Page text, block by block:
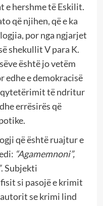
e hershme të Eskilit.
që njihen, që e ka
por nga ngjarjet
shekullit V para K.
është jo vetëm
edhe e demokracisë
qytetërimit të ndritur
errësirës që
që është ruajtur e
“Agamemnoni”,
. Subjekti
si pasojë e krimit
se krimi lind